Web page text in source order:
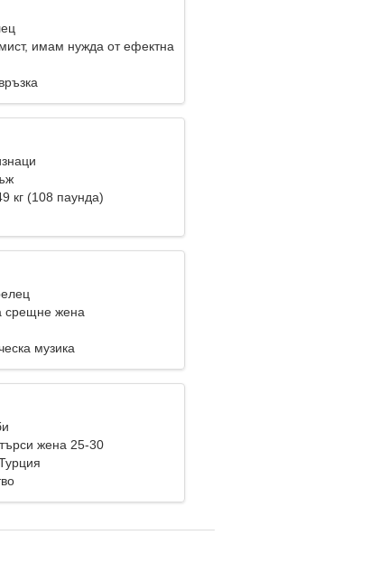
имам нужда от ефектна
кг (108 паунда)
срещне жена
музика
жена 25-30